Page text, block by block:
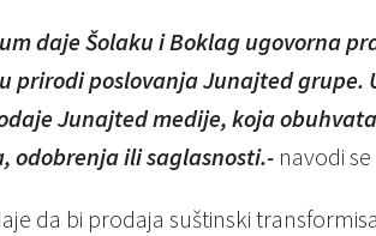
daje Šolaku i Boklag ugovorna
prirodi poslovanja Junajted grupe.
Junajted medije, koja
odobrenja ili saglasnosti.- navodi
da bi prodaja suštinski